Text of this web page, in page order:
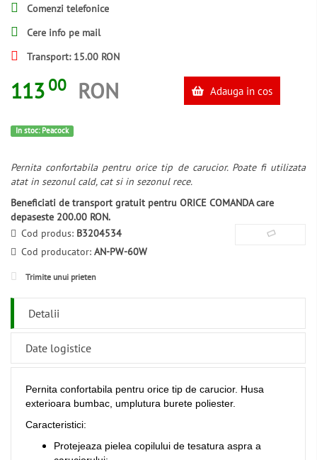
Comenzi telefonice
Cere info pe mail
Transport: 15.00 RON
113 00 RON Adauga in cos
In stoc: Peacock
Pernita confortabila pentru orice tip de carucior. Poate fi utilizata
atat in sezonul cald, cat si in sezonul rece.
Beneficiati de transport gratuit pentru ORICE COMANDA care
depaseste 200.00 RON.
Cod produs: B3204534
Cod producator: AN-PW-60W
Trimite unui prieten
Detalii
Date logistice
Pernita confortabila pentru orice tip de carucior. Husa
exterioara bumbac, umplutura burete poliester.
Caracteristici:
Protejeaza pielea copilului de tesatura aspra a